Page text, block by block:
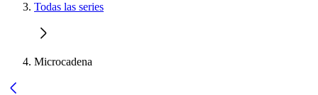
Todas las series
Microcadena